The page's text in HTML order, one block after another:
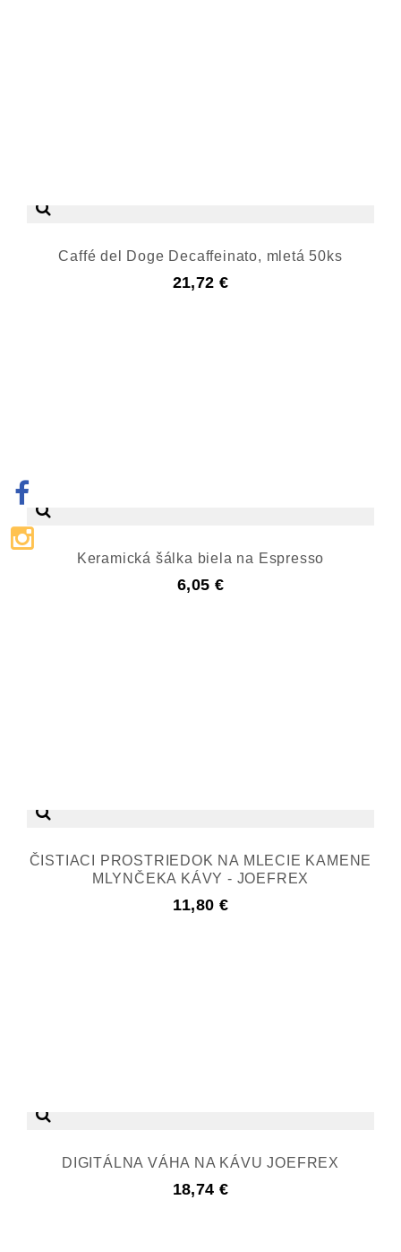
Caffé del Doge Decaffeinato, mletá 50ks
21,72 €
Keramická šálka biela na Espresso
6,05 €
ČISTIACI PROSTRIEDOK NA MLECIE KAMENE
MLYNČEKA KÁVY - JOEFREX
11,80 €
DIGITÁLNA VÁHA NA KÁVU JOEFREX
18,74 €